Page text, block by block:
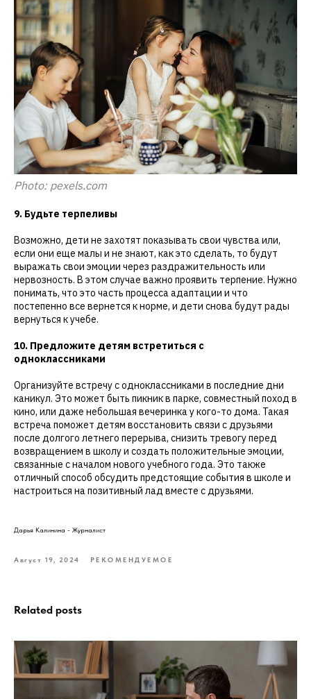
Photo: pexels.com
9. Будьте терпеливы
Возможно, дети не захотят показывать свои чувства или,
если они еще малы и не знают, как это сделать, то будут
выражать свои эмоции через раздражительность или
нервозность. В этом случае важно проявить терпение. Нужно
понимать, что это часть процесса адаптации и что
постепенно все вернется к норме, и дети снова будут рады
вернуться к учебе.
10. Предложите детям встретиться с
одноклассниками
Организуйте встречу с одноклассниками в последние дни
каникул. Это может быть пикник в парке, совместный поход в
кино, или даже небольшая вечеринка у кого-то дома. Такая
встреча поможет детям восстановить связи с друзьями
после долгого летнего перерыва, снизить тревогу перед
возвращением в школу и создать положительные эмоции,
связанные с началом нового учебного года. Это также
отличный способ обсудить предстоящие события в школе и
настроиться на позитивный лад вместе с друзьями.
Дарья Калинина - Журналист
Август 19, 2024 РЕКОМЕНДУЕМОЕ
Related posts